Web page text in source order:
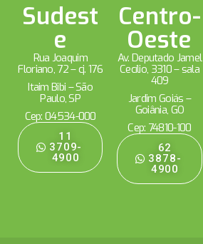
Sudest
e
Rua Joaquim
Floriano, 72 – cj. 176
Itaim Bibi – São
Paulo, SP
Cep: 04534-000
11
3709-
4900
Centro-
Oeste
Av. Deputado Jamel
Cecílio, 3310 – sala
409
Jardim Goiás –
Goiânia, GO
Cep: 74810-100
62
3878-
4900